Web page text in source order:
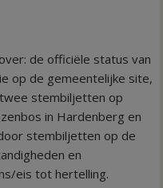
de officiële status van
op de gemeentelijke site,
stembiljetten op
in Hardenberg en
stembiljetten op de
en
eis tot hertelling.